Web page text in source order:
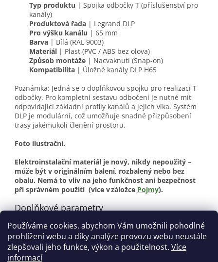
Používáme cookies, abychom Vám umožnili pohodlné
prohlížení webu a díky analýze provozu webu neustále
zlepšovali jeho funkce, výkon a použitelnost. Více
informací
Typ produktu | Spojka odbočky T (příslušenství pro
kanály)
Produktová řada | Legrand DLP
Pro výšku kanálu | 65 mm
Barva | Bílá (RAL 9003)
Materiál | Plast (PVC / ABS bez olova)
Způsob montáže | Nacvaknutí (Snap-on)
Kompatibilita | Úložné kanály DLP H65
Poznámka: Jedná se o doplňkovou spojku pro realizaci T-
odbočky. Pro kompletní sestavu odbočení je nutné mít
odpovídající základní profily kanálů a jejich víka. Systém
DLP je modulární, což umožňuje snadné přizpůsobení
trasy jakémukoli členění prostoru.
Foto ilustrační.
Elektroinstalační materiál je nový, nikdy nepoužitý –
může být v originálním balení, rozbalený nebo bez
obalu. Nemá to vliv na jeho funkčnost ani bezpečnost
při správném použití (více v záložce Pojmy).
Doplňkové parametry
Kategorie: Elektroinstalační materiál
Stav: Nové